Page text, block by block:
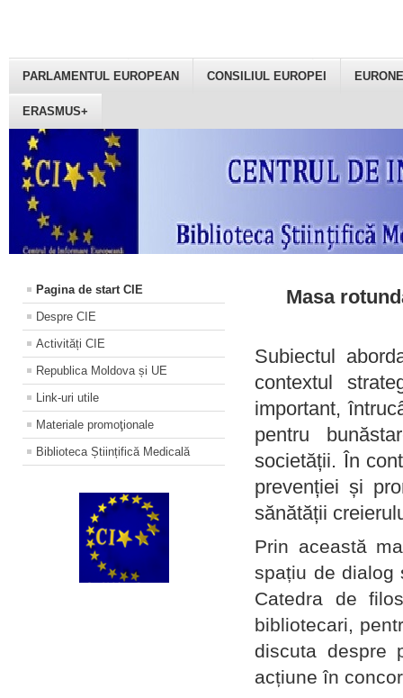
PARLAMENTUL EUROPEAN CONSILIUL EUROPEI
ERASMUS+
Pagina de start CIE
Despre CIE
Activități CIE
Republica Moldova și UE
Link-uri utile
Materiale promoţionale
Biblioteca Științifică Medicală
Masa
Subiectul
contextul
important,
pentru
societății. În
prevenției și
sănătății
Prin această
spațiu de dialog
Catedra de
bibliotecari,
discuta despre
acțiune în